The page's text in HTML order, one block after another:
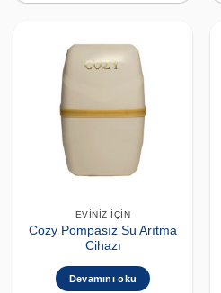
EVINIZ İÇIN
Cozy Pompasız Su Arıtma
Cihazı
Devamını oku